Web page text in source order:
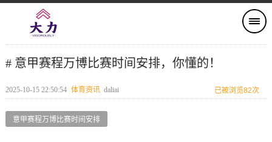
# 意甲赛程万博比赛时间安排，你懂的！
2025-10-15 22:50:54 体育资讯 daliai 已被浏览82次
意甲赛程万博比赛时间安排